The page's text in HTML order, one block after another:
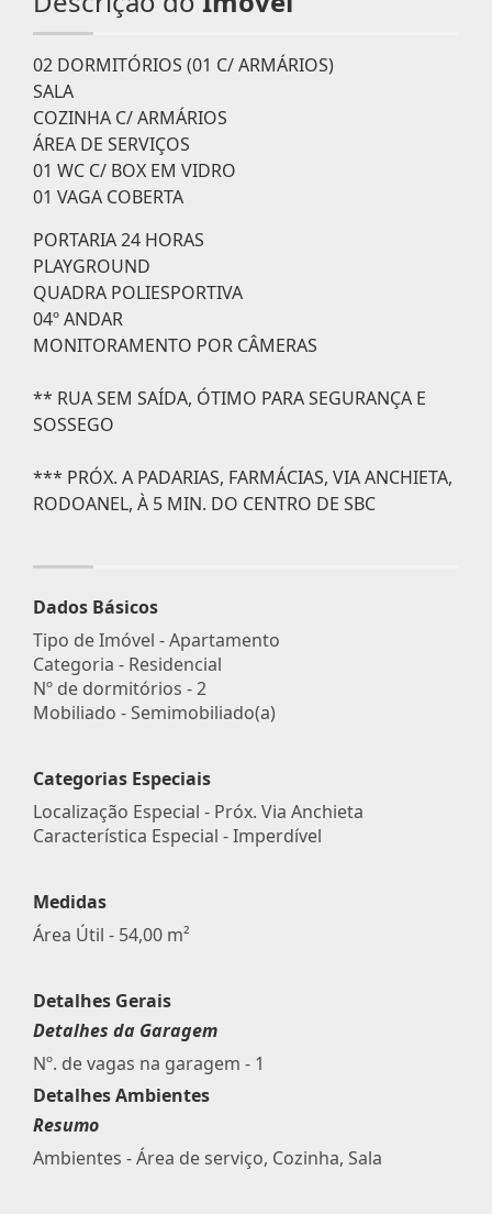
02 DORMITÓRIOS (01 C/ ARMÁRIOS)
SALA
COZINHA C/ ARMÁRIOS
ÁREA DE SERVIÇOS
01 WC C/ BOX EM VIDRO
01 VAGA COBERTA
PORTARIA 24 HORAS
PLAYGROUND
QUADRA POLIESPORTIVA
04º ANDAR
MONITORAMENTO POR CÂMERAS
** RUA SEM SAÍDA, ÓTIMO PARA SEGURANÇA E
SOSSEGO
*** PRÓX. A PADARIAS, FARMÁCIAS, VIA ANCHIETA,
RODOANEL, À 5 MIN. DO CENTRO DE SBC
Dados Básicos
Tipo de Imóvel - Apartamento
Categoria - Residencial
Nº de dormitórios - 2
Mobiliado - Semimobiliado(a)
Categorias Especiais
Localização Especial - Próx. Via Anchieta
Característica Especial - Imperdível
Medidas
Área Útil - 54,00 m²
Detalhes Gerais
Detalhes da Garagem
Nº. de vagas na garagem - 1
Detalhes Ambientes
Resumo
Ambientes - Área de serviço, Cozinha, Sala